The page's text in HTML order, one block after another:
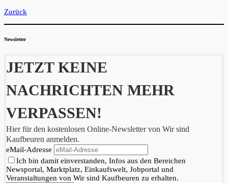
Zurück
Newsletter
JETZT KEINE
NACHRICHTEN MEHR
VERPASSEN!
Hier für den kostenlosen Online-Newsletter von Wir sind
Kaufbeuren anmelden.
eMail-Adresse
Ich bin damit einverstanden, Infos aus den Bereichen
Newsportal, Marktplatz, Einkaufswelt, Jobportal und
Veranstaltungen von Wir sind Kaufbeuren zu erhalten.